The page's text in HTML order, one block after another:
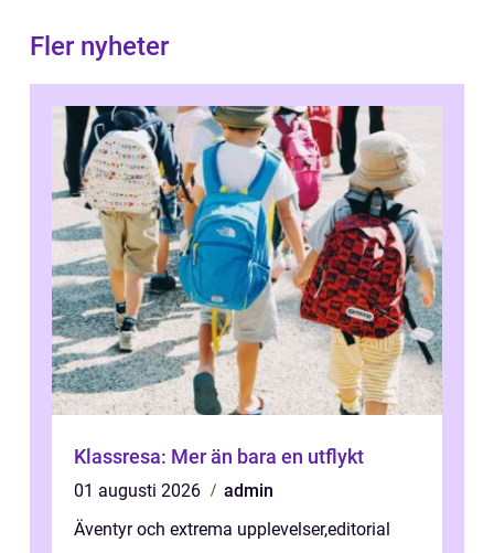
Fler nyheter
Klassresa: Mer än bara en utflykt
01 augusti 2026
admin
Äventyr och extrema upplevelser,editorial